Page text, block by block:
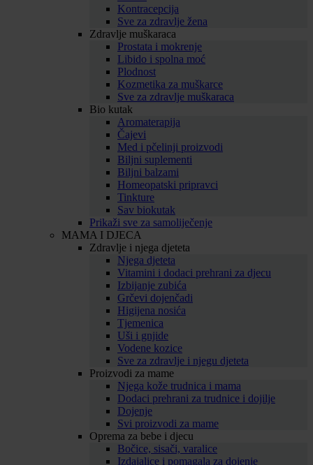
Kontracepcija
Sve za zdravlje žena
Zdravlje muškaraca
Prostata i mokrenje
Libido i spolna moć
Plodnost
Kozmetika za muškarce
Sve za zdravlje muškaraca
Bio kutak
Aromaterapija
Čajevi
Med i pčelinji proizvodi
Biljni suplementi
Biljni balzami
Homeopatski pripravci
Tinkture
Sav biokutak
Prikaži sve za samoliječenje
MAMA I DJECA
Zdravlje i njega djeteta
Njega djeteta
Vitamini i dodaci prehrani za djecu
Izbijanje zubića
Grčevi dojenčadi
Higijena nosića
Tjemenica
Uši i gnjide
Vodene kozice
Sve za zdravlje i njegu djeteta
Proizvodi za mame
Njega kože trudnica i mama
Dodaci prehrani za trudnice i dojilje
Dojenje
Svi proizvodi za mame
Oprema za bebe i djecu
Bočice, sisači, varalice
Izdajalice i pomagala za dojenje